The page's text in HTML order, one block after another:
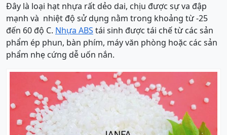
Đây là loại hạt nhựa rất dẻo dai, chịu được sự va đập
mạnh và nhiệt độ sử dụng nằm trong khoảng từ -25
đến 60 độ C. Nhựa ABS tái sinh được tái chế từ các sản
phẩm ép phun, bàn phím, máy văn phòng hoặc các sản
phẩm nhẹ cứng dễ uốn nắn.